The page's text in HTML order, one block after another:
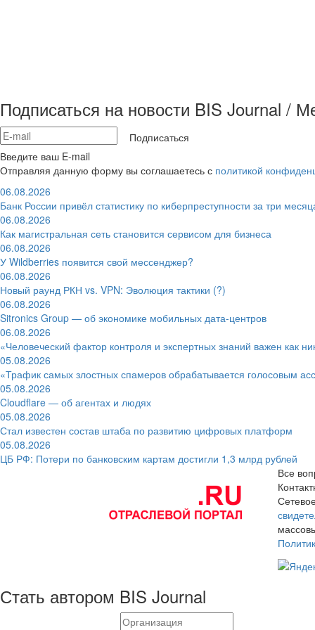
Подписаться на новости BIS Journal /
Подписаться
Введите ваш E-mail
Отправляя данную форму вы соглашаетесь с политикой
06.08.2026
Банк России привёл статистику по киберпреступности за три
06.08.2026
Как магистральная сеть становится сервисом для бизнеса
06.08.2026
У Wildberries появится свой мессенджер?
06.08.2026
Новый раунд РКН vs. VPN: Эволюция тактики (?)
06.08.2026
Sitronics Group — об экономике мобильных дата-центров
06.08.2026
«Человеческий фактор контроля и экспертных знаний важен как
05.08.2026
«Трафик самых злостных спамеров обрабатывается голосовым
05.08.2026
Cloudflare — об агентах и людях
05.08.2026
Стал известен состав штаба по развитию цифровых платформ
05.08.2026
ЦБ РФ: Потери по банковским картам достигли 1,3 млрд рублей
Все
Стать автором BIS Journal